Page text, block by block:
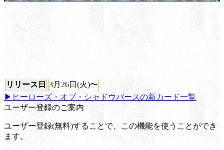
リリース日 3月26日(火)〜
▶ヒーローズ・オブ・シャドウバースの新カード一覧
ユーザー登録のご案内
ユーザー登録(無料)することで、この機能を使うことができ
ます。